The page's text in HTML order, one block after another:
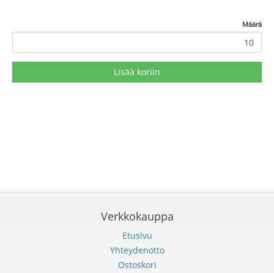
Määrä
Lisää koriin
Verkkokauppa
Etusivu
Yhteydenotto
Ostoskori